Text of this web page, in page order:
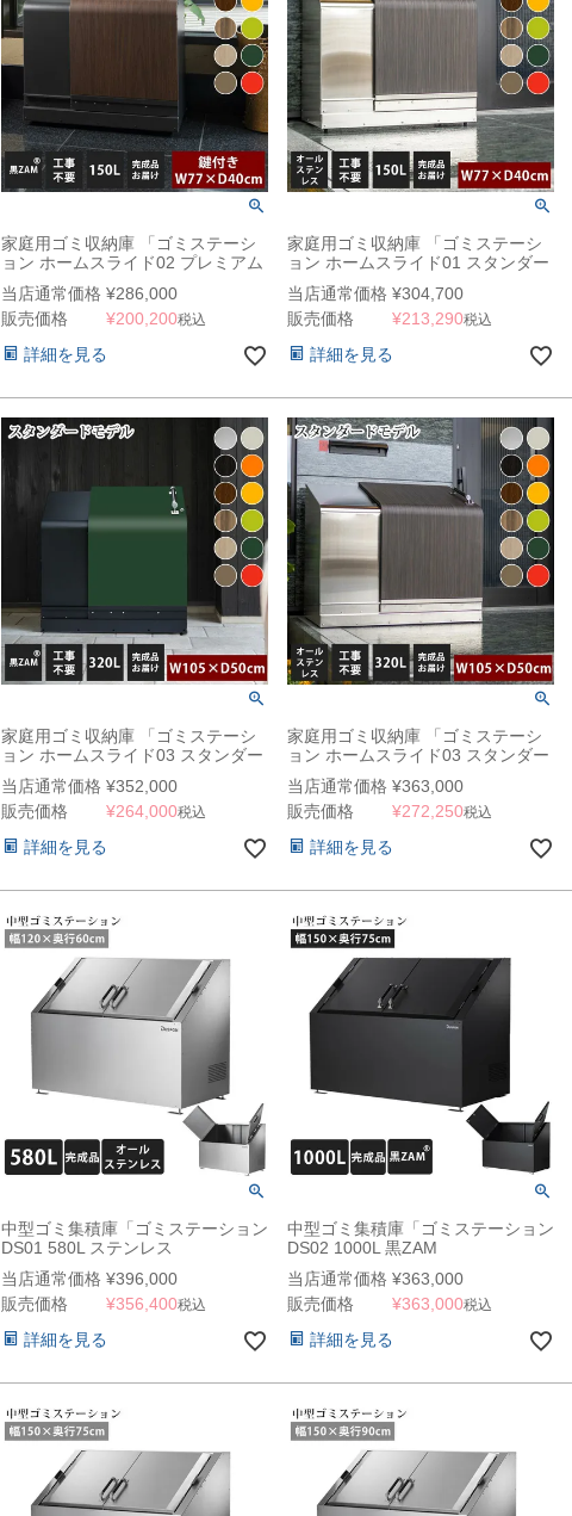
家庭用ゴミ収納庫 「ゴミステーシ
ョン ホームスライド02 プレミアム
モデル 黒ZAM 150L」 （SG）
当店通常価格 ¥286,000
販売価格
¥200,200税込
詳細を見る
家庭用ゴミ収納庫 「ゴミステーシ
ョン ホームスライド01 スタンダー
ドモデル オールステンレス 150L」
（SG）
当店通常価格 ¥304,700
販売価格
¥213,290税込
詳細を見る
家庭用ゴミ収納庫 「ゴミステーシ
ョン ホームスライド03 スタンダー
ドモデル 黒ZAM 320L」 （YHC）
当店通常価格 ¥352,000
販売価格
¥264,000税込
詳細を見る
家庭用ゴミ収納庫 「ゴミステーシ
ョン ホームスライド03 スタンダー
ドモデル オールステンレス 320L」
（YHC）
当店通常価格 ¥363,000
販売価格
¥272,250税込
詳細を見る
中型ゴミ集積庫「ゴミステーション
DS01 580L ステンレス
W1200×D600×1000mm」（YHC）
当店通常価格 ¥396,000
販売価格
¥356,400税込
詳細を見る
中型ゴミ集積庫「ゴミステーション
DS02 1000L 黒ZAM
W1500×D750×H1100mm」 ※法人
宛配送限定（SN）
当店通常価格 ¥363,000
販売価格
¥363,000税込
詳細を見る